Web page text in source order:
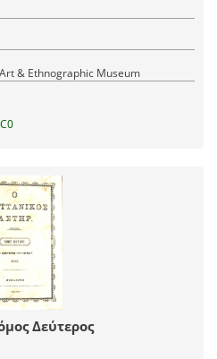
& Ethnographic Museum
Δεύτερος